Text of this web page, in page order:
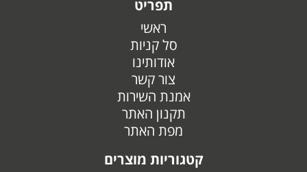
תפריט
ראשי
סל קניות
אודותינו
צור קשר
אמנת השירות
תקנון האתר
מפת האתר
קטגוריות מוצרים